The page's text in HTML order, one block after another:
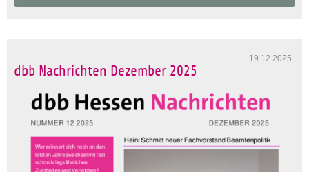
19.12.2025
dbb Nachrichten Dezember 2025